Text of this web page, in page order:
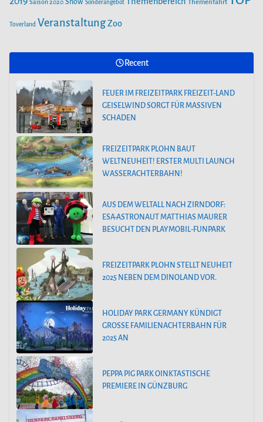
FREIZEITPARK PLOHN BAUT
WASSERACHTERBAHN!
Saison 2020 Show Sonderangebot Themenfahrt
Toverland VeranstaltungZoo
Recent
FEUER IM FREIZEITPARK FREIZEIT-LAND
GEISELWIND SORGT FÜR MASSIVEN
SCHADEN
FREIZEITPARK PLOHN BAUT
WELTNEUHEIT! ERSTER MULTI LAUNCH
WASSERACHTERBAHN!
AUS DEM WELTALL NACH ZIRNDORF:
ESA-ASTRONAUT MATTHIAS MAURER
BESUCHT DEN PLAYMOBIL-FUNPARK
FREIZEITPARK PLOHN STELLT NEUHEIT
2025 NEBEN DEM DINOLAND VOR.
HOLIDAY PARK GERMANY KÜNDIGT
GROSSE FAMILIENACHTERBAHN FÜR 2
025 AN
PEPPA PIG PARK OINKTASTISCHE
PREMIERE IN GÜNZBURG